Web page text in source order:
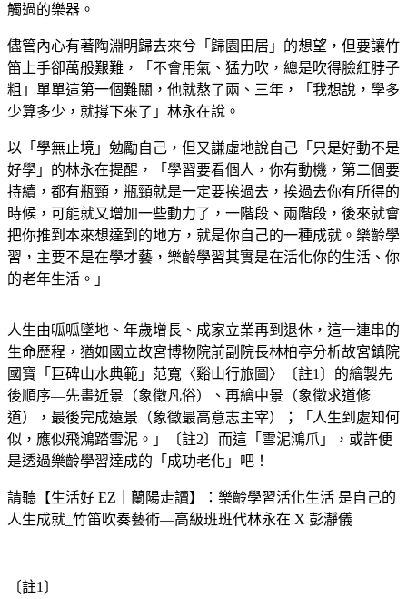
觸過的樂器。
儘管內心有著陶淵明歸去來兮「歸園田居」的想望，但要讓竹
笛上手卻萬般艱難，「不會用氣、猛力吹，總是吹得臉紅脖子
粗」單單這第一個難關，他就熬了兩、三年，「我想說，學多
少算多少，就撐下來了」林永在說。
以「學無止境」勉勵自己，但又謙虛地說自己「只是好動不是
好學」的林永在提醒，「學習要看個人，你有動機，第二個要
持續，都有瓶頸，瓶頸就是一定要挨過去，挨過去你有所得的
時候，可能就又增加一些動力了，一階段、兩階段，後來就會
把你推到本來想達到的地方，就是你自己的一種成就。樂齡學
習，主要不是在學才藝，樂齡學習其實是在活化你的生活、你
的老年生活。」
人生由呱呱墜地、年歲增長、成家立業再到退休，這一連串的
生命歷程，猶如國立故宮博物院前副院長林柏亭分析故宮鎮院
國寶「巨碑山水典範」范寬〈谿山行旅圖〉〔註1〕的繪製先
後順序—先畫近景（象徵凡俗）、再繪中景（象徵求道修
道），最後完成遠景（象徵最高意志主宰）；「人生到處知何
似，應似飛鴻踏雪泥。」〔註2〕而這「雪泥鴻爪」，或許便
是透過樂齡學習達成的「成功老化」吧！
請聽【生活好 EZ｜蘭陽走讀】：樂齡學習活化生活 是自己的
人生成就_竹笛吹奏藝術—高級班班代林永在 X 彭瀞儀
〔註1〕